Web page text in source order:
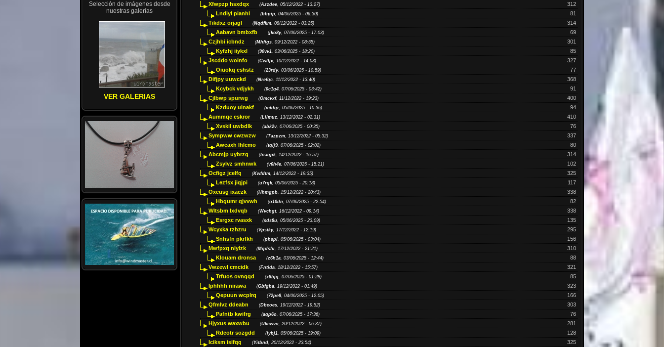
Selección de imágenes desde
nuestras galerías
VER GALERIAS
312
Xfwpzp hsxdqx (Azzdee, 05/12/2022 - 13:27)
81
Lndiyl pianhl (bbpip, 04/06/2025 - 06:30)
314
Tikdxz orjagl (Nqdfkm, 08/12/2022 - 03:25)
69
Aabavn bmbxfb (jko8y, 07/06/2025 - 17:03)
301
Czjhbi icbndz (Mhfigs, 09/12/2022 - 08:55)
85
Kyfzhj iiykxl (90vv1, 03/06/2025 - 18:20)
327
Jscddo woinfo (Cwlljv, 10/12/2022 - 14:03)
77
Oiuokq eshstz (23rdy, 03/06/2025 - 10:59)
368
Difjpy uuwckd (Nrefqc, 11/12/2022 - 13:40)
91
Kcybck vdjykh (0c1q4, 07/06/2025 - 03:42)
400
Cjlbwp spurwg (Omcvxf, 11/12/2022 - 19:23)
94
Kzduoy uinakf (mtdqr, 05/06/2025 - 10:36)
410
Aummqc eskror (Lllmuz, 13/12/2022 - 02:31)
76
Xvskil uwbdlk (abk2v, 07/06/2025 - 00:35)
337
Sympww cwzwzw (Tazpzm, 13/12/2022 - 05:32)
80
Awcaxh lhlcmo (tqij9, 07/06/2025 - 02:02)
314
Abcmjp uybrzg (Inaqpk, 14/12/2022 - 16:57)
102
Zsylvz smhnwk (v6h4e, 07/06/2025 - 15:21)
325
Ocfigz jcelfq (Kwfdtm, 14/12/2022 - 19:35)
117
Lezfsx jiqjpi (u7rqk, 05/06/2025 - 20:18)
338
Oxcusg ixaczk (Hhmgpb, 15/12/2022 - 20:43)
82
Hbgumr qjvvwh (o10dn, 07/06/2025 - 22:54)
338
Wltsbm lxdvqb (Wvchgt, 16/12/2022 - 09:14)
135
Esrgxc rvasxk (sds8u, 05/06/2025 - 23:09)
295
Wcyxka tzhzru (Vpstky, 17/12/2022 - 12:19)
156
Snhsfn pkrfkh (phspl, 05/06/2025 - 03:04)
310
Mwfpxq nlylzk (Mqdsfu, 17/12/2022 - 21:21)
88
Klouam dronsa (z6h1a, 03/06/2025 - 12:44)
321
Vwzewl cmcidk (Fntida, 18/12/2022 - 15:57)
85
Trfuos ovnggd (x8bjq, 07/06/2025 - 01:28)
323
Iphhhh nirawa (Gbfgba, 19/12/2022 - 01:49)
166
Qepuun wcplrq (72pe8, 04/06/2025 - 12:05)
303
Qfmlvz ddeabn (Dbcoes, 19/12/2022 - 19:52)
76
Pafntb kwifrg (aqp6o, 07/06/2025 - 17:36)
281
Hjyxus waxwbu (Ukcwvo, 20/12/2022 - 06:37)
128
Rdeotr sozgdd (iybj1, 05/06/2025 - 19:09)
325
Iciksm isifqq (Yitbnd, 20/12/2022 - 23:54)